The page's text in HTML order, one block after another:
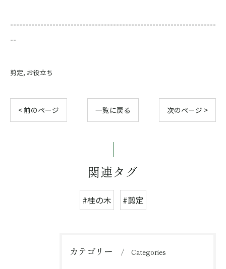
--------------------------------------------------------------------
--
剪定 お役立ち
< 前のページ 一覧に戻る 次のページ >
関連タグ
#桂の木 #剪定
カテゴリー Categories